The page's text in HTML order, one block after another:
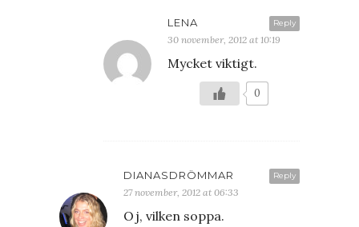
Reply
LENA
30 november, 2012 at 10:19
Mycket viktigt.
0
Reply
DIANASDRÖMMAR
27 november, 2012 at 06:33
Oj, vilken soppa.